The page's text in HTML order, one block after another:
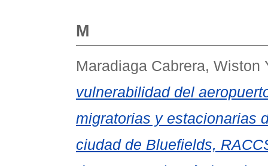
M
Maradiaga Cabrera, Wiston
vulnerabilidad del
migratorias y estacionarias
ciudad de Bluefields,